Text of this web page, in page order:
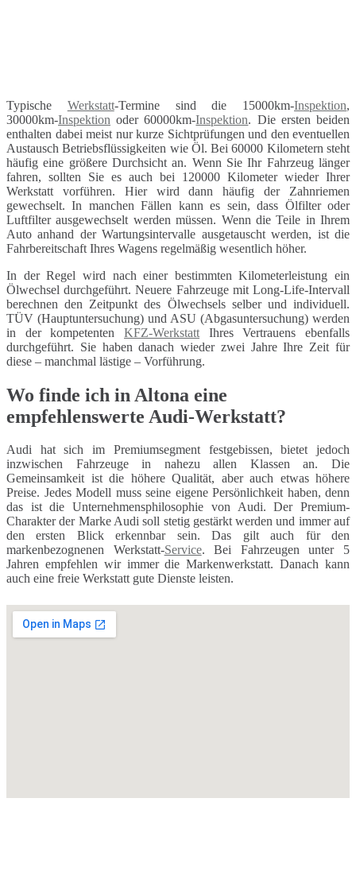
Typische Werkstatt-Termine sind die 15000km-Inspektion,
30000km-Inspektion oder 60000km-Inspektion. Die ersten beiden
enthalten dabei meist nur kurze Sichtprüfungen und den eventuellen
Austausch Betriebsflüssigkeiten wie Öl. Bei 60000 Kilometern steht
häufig eine größere Durchsicht an. Wenn Sie Ihr Fahrzeug länger
fahren, sollten Sie es auch bei 120000 Kilometer wieder Ihrer
Werkstatt vorführen. Hier wird dann häufig der Zahnriemen
gewechselt. In manchen Fällen kann es sein, dass Ölfilter oder
Luftfilter ausgewechselt werden müssen. Wenn die Teile in Ihrem
Auto anhand der Wartungsintervalle ausgetauscht werden, ist die
Fahrbereitschaft Ihres Wagens regelmäßig wesentlich höher.
In der Regel wird nach einer bestimmten Kilometerleistung ein
Ölwechsel durchgeführt. Neuere Fahrzeuge mit Long-Life-Intervall
berechnen den Zeitpunkt des Ölwechsels selber und individuell.
TÜV (Hauptuntersuchung) und ASU (Abgasuntersuchung) werden
in der kompetenten KFZ-Werkstatt Ihres Vertrauens ebenfalls
durchgeführt. Sie haben danach wieder zwei Jahre Ihre Zeit für
diese – manchmal lästige – Vorführung.
Wo finde ich in Altona eine
empfehlenswerte Audi-Werkstatt?
Audi hat sich im Premiumsegment festgebissen, bietet jedoch
inzwischen Fahrzeuge in nahezu allen Klassen an. Die
Gemeinsamkeit ist die höhere Qualität, aber auch etwas höhere
Preise. Jedes Modell muss seine eigene Persönlichkeit haben, denn
das ist die Unternehmensphilosophie von Audi. Der Premium-
Charakter der Marke Audi soll stetig gestärkt werden und immer auf
den ersten Blick erkennbar sein. Das gilt auch für den
markenbezognenen Werkstatt-Service. Bei Fahrzeugen unter 5
Jahren empfehlen wir immer die Markenwerkstatt. Danach kann
auch eine freie Werkstatt gute Dienste leisten.